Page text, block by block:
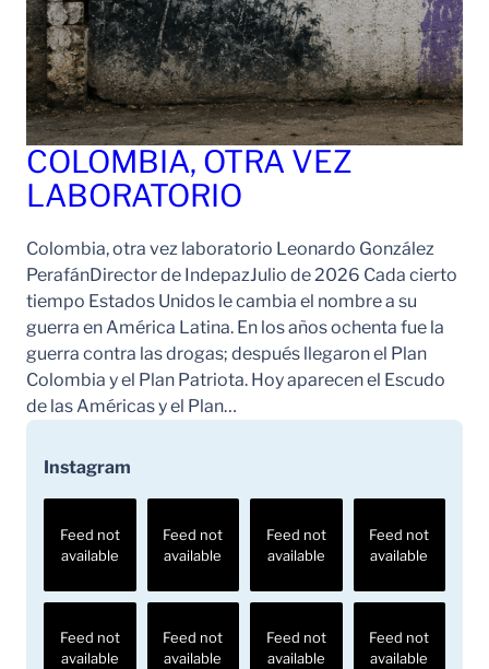
COLOMBIA, OTRA VEZ
LABORATORIO
Colombia, otra vez laboratorio Leonardo González
PerafánDirector de IndepazJulio de 2026 Cada cierto
tiempo Estados Unidos le cambia el nombre a su
guerra en América Latina. En los años ochenta fue la
guerra contra las drogas; después llegaron el Plan
Colombia y el Plan Patriota. Hoy aparecen el Escudo
de las Américas y el Plan…
Instagram
Feed not
available
Feed not
available
Feed not
available
Feed not
available
Feed not
available
Feed not
available
Feed not
available
Feed not
available